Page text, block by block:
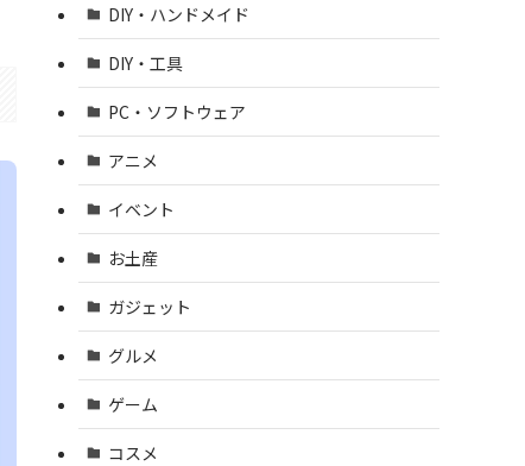
DIY・ハンドメイド
DIY・工具
PC・ソフトウェア
アニメ
イベント
お土産
ガジェット
グルメ
ゲーム
コスメ